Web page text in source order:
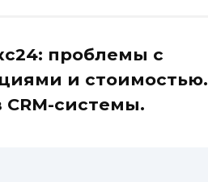
проблемы с
и стоимостью.
системы.